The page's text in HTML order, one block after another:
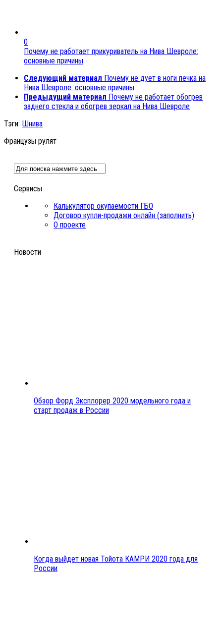
0
Почему не работает прикуриватель на Нива Шевроле:
основные причины
Следующий материал Почему не дует в ноги печка на
Нива Шевроле: основные причины
Предыдущий материал Почему не работает обогрев
заднего стекла и обогрев зеркал на Нива Шевроле
Тэги: Шнива
Французы рулят
Сервисы
Калькулятор окупаемости ГБО
Договор купли-продажи онлайн (заполнить)
О проекте
Новости
Обзор Форд Эксплорер 2020 модельного года и
старт продаж в России
Когда выйдет новая Тойота КАМРИ 2020 года для
России